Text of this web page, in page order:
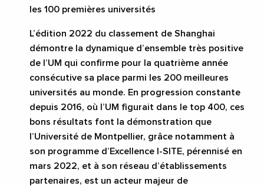
les 100 premières universités
L’édition 2022 du classement de Shanghai
démontre la dynamique d’ensemble très positive
de l’UM qui confirme pour la quatrième année
consécutive sa place parmi les 200 meilleures
universités au monde. En progression constante
depuis 2016, où l’UM figurait dans le top 400, ces
bons résultats font la démonstration que
l’Université de Montpellier, grâce notamment à
son programme d’Excellence I-SITE, pérennisé en
mars 2022, et à son réseau d’établissements
partenaires, est un acteur majeur de